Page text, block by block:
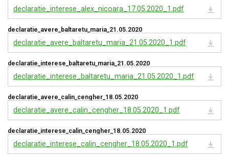
declaratie_interese_alex_nicoara_17.05.2020_1.pdf
declaratie_avere_baltaretu_maria_21.05.2020
declaratie_avere_baltaretu_maria_21.05.2020_1.pdf
declaratie_interese_baltaretu_maria_21.05.2020
declaratie_interese_baltaretu_maria_21.05.2020_1.pdf
declaratie_avere_calin_cengher_18.05.2020
declaratie_avere_calin_cengher_18.05.2020_1.pdf
declaratie_interese_calin_cengher_18.05.2020
declaratie_interese_calin_cengher_18.05.2020_1.pdf